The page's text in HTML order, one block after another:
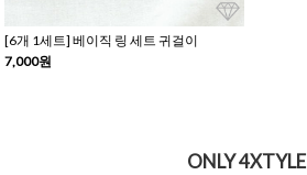
[6개 1세트] 베이직 링 세트 귀걸이
7,000원
ONLY 4XTYLE